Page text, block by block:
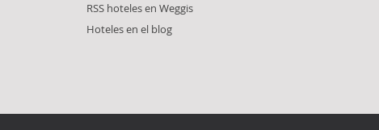
RSS hoteles en Weggis
Hoteles en el blog